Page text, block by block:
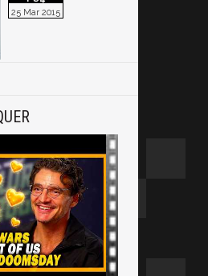
25 Mar 2015